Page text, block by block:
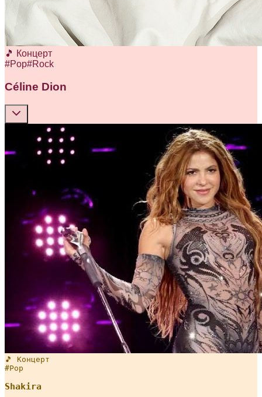
🎵 Концерт
#Pop#Rock
Céline Dion
🎵 Концерт
#Pop
Shakira